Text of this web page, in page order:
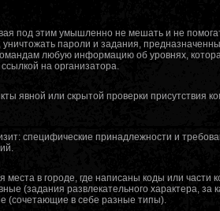
под этим умышленно не мешать и не
пароли и задания,
любую информацию об уровнях,
на организатора.
явной или скрытой проверки присутствия
специфические принадлежности и
в городе, где написаны коды или части
(задания развлекательного характера, за
(сочетающие в себе разные типы).